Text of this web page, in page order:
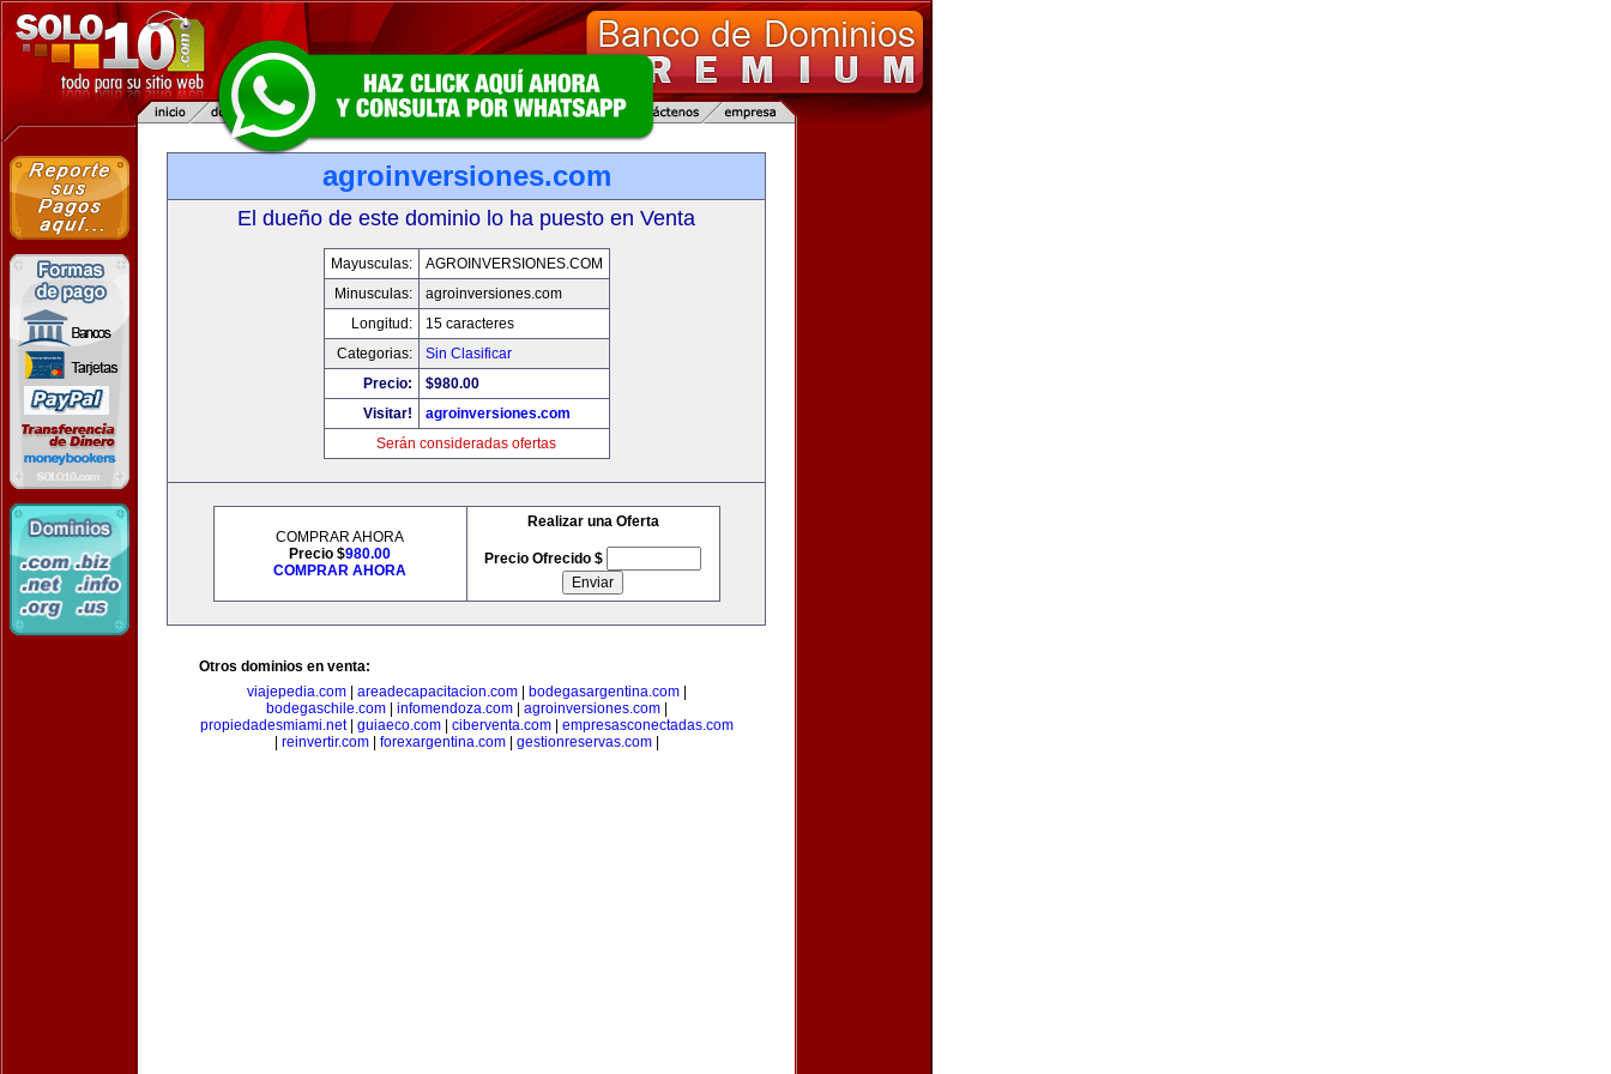
agroinversiones.com
El dueño de este dominio lo ha puesto en Venta
Mayusculas:
AGROINVERSIONES.COM
Minusculas:
agroinversiones.com
Longitud:
15 caracteres
Categorias:
Sin Clasificar
Precio:
$980.00
Visitar!
agroinversiones.com
Serán consideradas ofertas
COMPRAR AHORA
Precio $980.00
COMPRAR AHORA
Realizar una Oferta
Precio Ofrecido $
Otros dominios en venta:
viajepedia.com| areadecapacitacion.com| bodegasargentina.com|
bodegaschile.com| infomendoza.com| agroinversiones.com|
propiedadesmiami.net| guiaeco.com| ciberventa.com| empresasconectadas.com
reinvertir.com| forexargentina.com| gestionreservas.com|